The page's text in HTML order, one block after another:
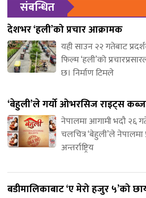
संबन्धित
देशभर ‘हली’को प्रचार आक्रामक
यही साउन २२ गतेबाट
फिल्म ‘हली’को
छ। निर्माण टिमले
‘बेहुली’ले गर्यो ओभरसिज राइट्स
नेपालमा आगामी भदौ २६
चलचित्र ‘बेहुली’ले
अन्तर्राष्ट्रिय
बडीमालिकाबाट ‘ए मेरो हजुर ५’को